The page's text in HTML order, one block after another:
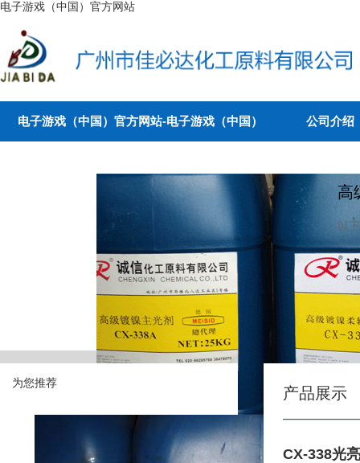
电子游戏（中国）官方网站
电子游戏（中国）官方网站-电子游戏（中国） 公司介绍
高
以
为您推荐
产品展示
CX-338光